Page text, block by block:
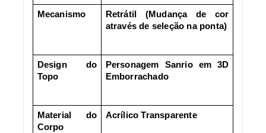
Mecanismo
Retrátil (Mudança de cor
através de seleção na ponta)
Design do
Topo
Personagem Sanrio em 3D
Emborrachado
Material do
Corpo
Acrílico Transparente